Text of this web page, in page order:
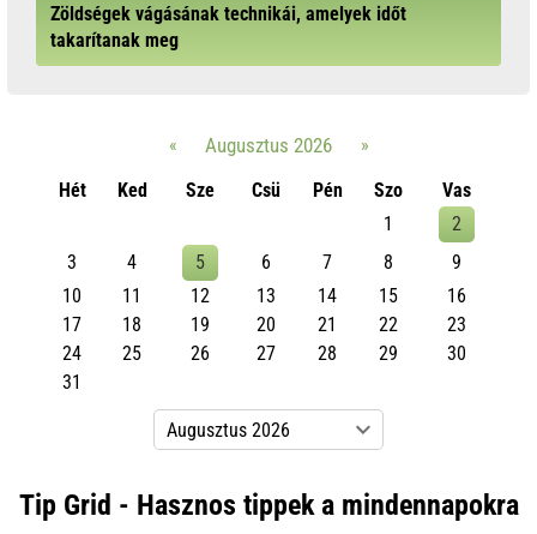
Zöldségek vágásának technikái, amelyek időt
takarítanak meg
« Augusztus 2026
»
Hét
Ked Sze Csü Pén Szo
Vas
1
2
3
4 5 6 7 8
9
10
11 12 13 14 15
16
17
18 19 20 21 22
23
24
25 26 27 28 29
30
31
Tip Grid - Hasznos tippek a mindennapokra